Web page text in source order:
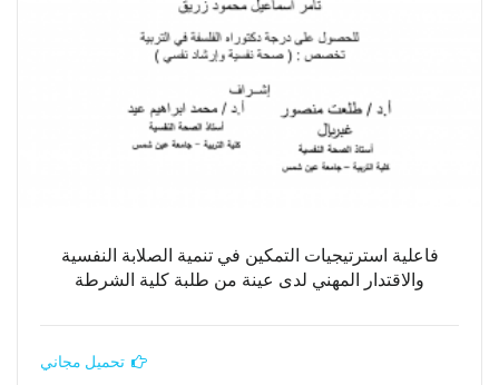
فاعلية استرتيجيات التمكين في تنمية الصلابة النفسية
والاقتدار المهني لدى عينة من طلبة كلية الشرطة
تحميل مجاني